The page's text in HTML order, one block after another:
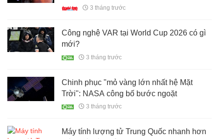
3 tháng trước
Công nghệ VAR tại World Cup 2026 có gì
mới?
3 tháng trước
Chinh phục "mỏ vàng lớn nhất hệ Mặt
Trời": NASA công bố bước ngoặt
3 tháng trước
Máy tính lượng tử Trung Quốc nhanh hơn